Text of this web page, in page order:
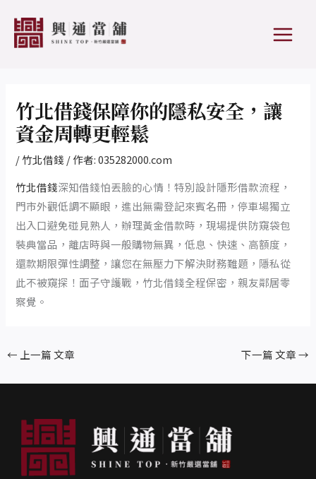
竹北借錢保障你的隱私安全，讓
資金周轉更輕鬆
/竹北借錢 / 作者:035282000.com
竹北借錢深知借錢怕丟臉的心情！特別設計隱形借款流程，
門市外觀低調不顯眼，進出無需登記來賓名冊，停車場獨立
出入口避免碰見熟人，辦理黃金借款時，現場提供防窺袋包
裝典當品，離店時與一般購物無異，低息、快速、高額度，
還款期限彈性調整，讓您在無壓力下解決財務難題，隱私從
此不被窺探！面子守護戰，竹北借錢全程保密，親友鄰居零
察覺。
navigation
← 上一篇 文章 下一篇 文章→